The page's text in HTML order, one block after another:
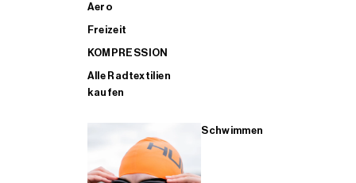
Aero
Freizeit
KOMPRESSION
Alle Radtextilien
kaufen
Schwimmen